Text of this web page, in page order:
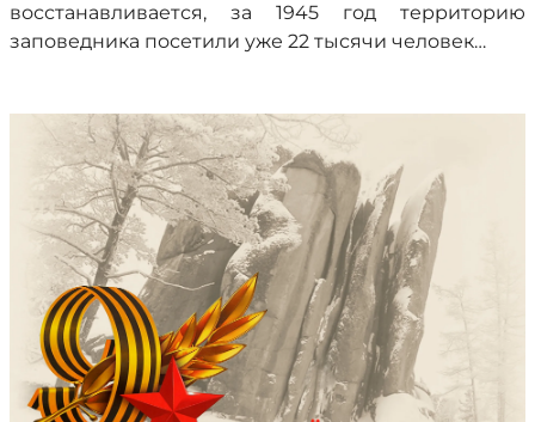
восстанавливается, за 1945 год территорию
заповедника посетили уже 22 тысячи человек…